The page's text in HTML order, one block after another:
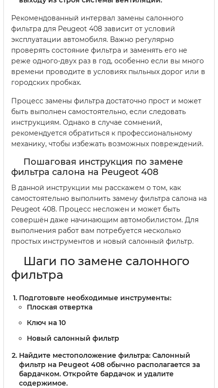
Рекомендованный интервал замены салонного
фильтра для Peugeot 408 зависит от условий
эксплуатации автомобиля. Важно регулярно
проверять состояние фильтра и заменять его не
реже одного-двух раз в год, особенно если вы много
времени проводите в условиях пыльных дорог или в
городских пробках.
Процесс замены фильтра достаточно прост и может
быть выполнен самостоятельно, если следовать
инструкциям. Однако в случае сомнений,
рекомендуется обратиться к профессиональному
механику, чтобы избежать возможных повреждений.
Пошаговая инструкция по замене
фильтра салона на Peugeot 408
В данной инструкции мы расскажем о том, как
самостоятельно выполнить замену фильтра салона на
Peugeot 408. Процесс несложен и может быть
совершён даже начинающим автомобилистом. Для
выполнения работ вам потребуется несколько
простых инструментов и новый салонный фильтр.
Шаги по замене салонного
фильтра
Подготовьте необходимые инструменты:
Плоская отвертка
Ключ на 10
Новый салонный фильтр
Найдите местоположение фильтра: Салонный
фильтр на Peugeot 408 обычно располагается за
бардачком. Откройте бардачок и удалите
содержимое.